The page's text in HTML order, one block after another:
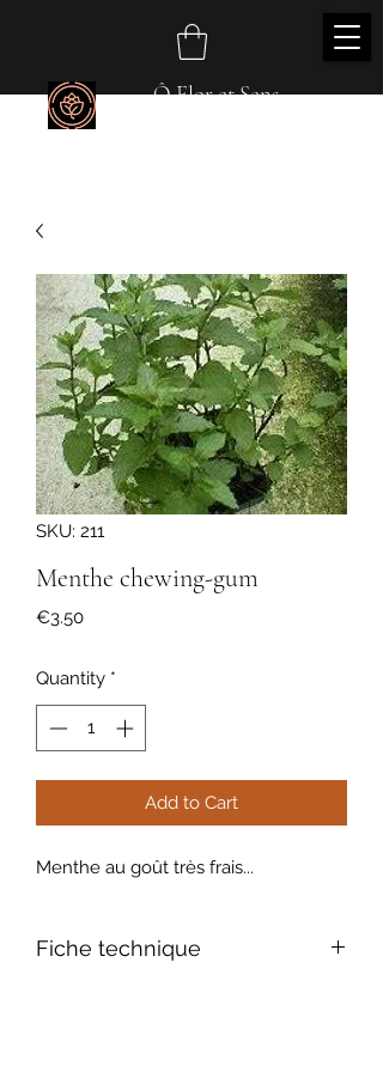
Ô Flor et Sens
SKU: 211
Menthe chewing-gum
€3.50Price
Quantity *
Add to Cart
Menthe au goût très frais...
Fiche technique